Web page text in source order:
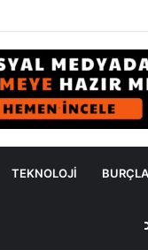
TEKNOLOJI